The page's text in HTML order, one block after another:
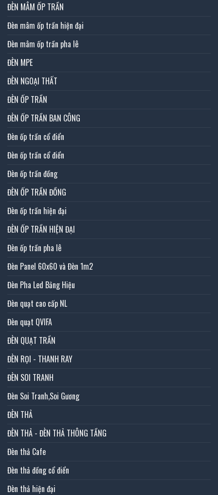
ĐÈN MÂM ỐP TRẦN
Đèn mâm ốp trần hiện đại
Đèn mâm ốp trần pha lê
ĐÈN MPE
ĐÈN NGOẠI THẤT
ĐÈN ỐP TRẦN
ĐÈN ỐP TRẦN BAN CÔNG
Đèn ốp trần cổ điển
Đèn ốp trần cổ điển
Đèn ốp trần đồng
ĐÈN ỐP TRẦN ĐỒNG
Đèn ốp trần hiện đại
ĐÈN ỐP TRẦN HIỆN ĐẠI
Đèn ốp trần pha lê
Đèn Panel 60x60 và Đèn 1m2
Đèn Pha Led Bảng Hiệu
Đèn quạt cao cấp NL
Đèn quạt QVIFA
ĐÈN QUẠT TRẦN
ĐÈN RỌI - THANH RAY
ĐÈN SOI TRANH
Đèn Soi Tranh,Soi Gương
ĐÈN THẢ
ĐÈN THẢ - ĐÈN THẢ THÔNG TẦNG
Đèn thả Cafe
Đèn thả đồng cổ điển
Đèn thả hiện đại